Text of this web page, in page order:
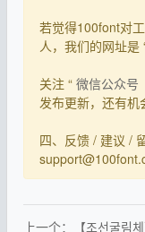
若觉得100font对
人，我们的网址是
关注 “ 微信公众号
发布更新，还有机
四、反馈 / 建议 /
上一个：【조선굴림